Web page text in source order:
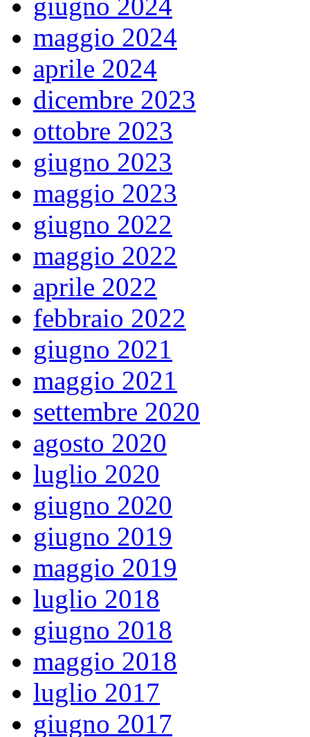
maggio 2024
aprile 2024
dicembre 2023
ottobre 2023
giugno 2023
maggio 2023
giugno 2022
maggio 2022
aprile 2022
febbraio 2022
giugno 2021
maggio 2021
settembre 2020
agosto 2020
luglio 2020
giugno 2020
giugno 2019
maggio 2019
luglio 2018
giugno 2018
maggio 2018
luglio 2017
giugno 2017